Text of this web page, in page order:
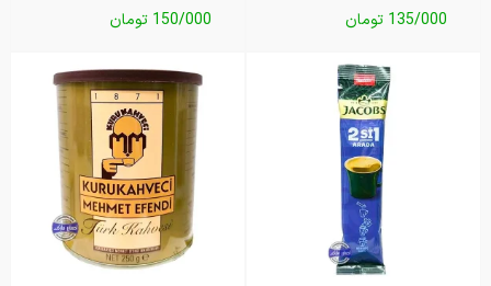
135/000 تومان
150/000 تومان